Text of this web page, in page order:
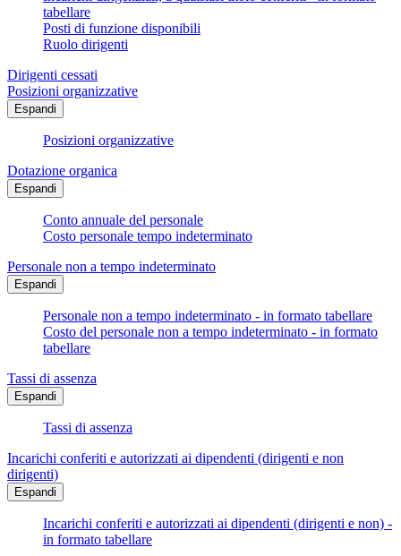
tabellare
Posti di funzione disponibili
Ruolo dirigenti
Dirigenti cessati
Posizioni organizzative
Espandi
Posizioni organizzative
Dotazione organica
Espandi
Conto annuale del personale
Costo personale tempo indeterminato
Personale non a tempo indeterminato
Espandi
Personale non a tempo indeterminato - in formato tabellare
Costo del personale non a tempo indeterminato - in formato
tabellare
Tassi di assenza
Espandi
Tassi di assenza
Incarichi conferiti e autorizzati ai dipendenti (dirigenti e non
dirigenti)
Espandi
Incarichi conferiti e autorizzati ai dipendenti (dirigenti e non) -
in formato tabellare